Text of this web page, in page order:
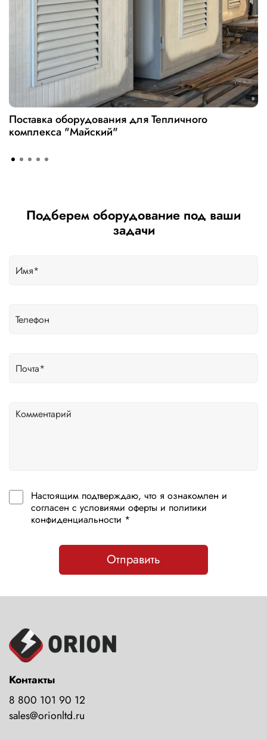
Поставка оборудования для Тепличного
комплекса "Майский"
Подберем оборудование под ваши
задачи
Настоящим подтверждаю, что я ознакомлен и
согласен с условиями оферты и политики
конфиденциальности *
Отправить
Контакты
8 800 101 90 12
sales@orionltd.ru